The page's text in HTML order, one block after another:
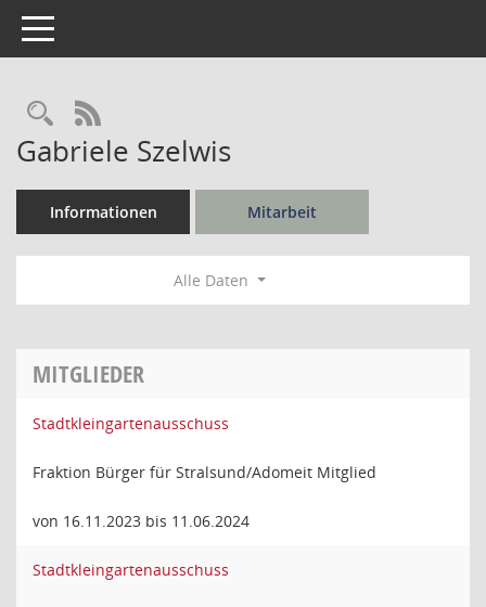
Toggle navigation
Rechercheauswahl
RSS-Feed
Gabriele Szelwis
Informationen Mitarbeit
Alle Daten
MITGLIEDER
Stadtkleingartenausschuss
Fraktion Bürger für Stralsund/Adomeit Mitglied
von 16.11.2023 bis 11.06.2024
Stadtkleingartenausschuss